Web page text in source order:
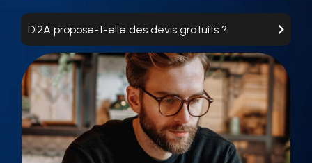
DI2A propose-t-elle des devis gratuits ?